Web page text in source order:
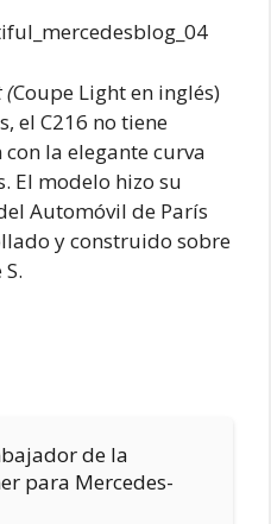
(Coupe Light en inglés)
el C216 no tiene
la elegante curva
El modelo hizo su
Automóvil de París
y construido sobre
de la
para Mercedes-